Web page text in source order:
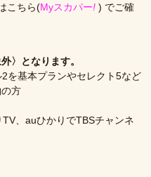
こちら(Myスカパー! ) でご確
〉となります。
を基本プランやセレクト5など
方
、auひかりでTBSチャンネ